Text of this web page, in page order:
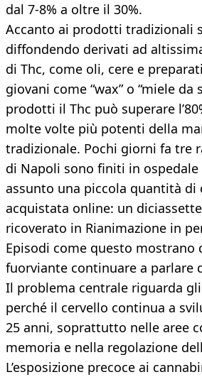
dal 7-8% a oltre il 30%.
Accanto ai prodotti tradizionali
diffondendo derivati ad
di Thc, come oli, cere e
giovani come “wax” o “miele da
prodotti il Thc può superare
molte volte più potenti della
tradizionale. Pochi giorni fa tre
di Napoli sono finiti in ospedale
assunto una piccola quantità di
acquistata online: un
ricoverato in Rianimazione in
Episodi come questo mostrano
fuorviante continuare a parlare
Il problema centrale riguarda
perché il cervello continua a
25 anni, soprattutto nelle aree
memoria e nella regolazione
L’esposizione precoce ai